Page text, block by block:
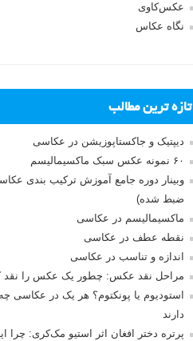
عکس‌کاوی
نگاه عکاس
تازه ترین مطالب
دیپتیک و جاکستا‌پوزیشن در عکاسی
۶۰ نمونه عکس سبک ماکسیمالیسم
وبینار دوره جامع آموزش ترکیب بندی
ضبط شده)
ماکسیمالیسم در عکاسی
نقطه عطف در عکاسی
اندازه و تناسب در عکاسی
مراحل نقد عکس: چطور یک عکس را نقد
استودیوم یا پونکتوم؟ هر یک در عکاسی
دارند
پرتره دختر افغان اثر استیو مک‌کری: چرا